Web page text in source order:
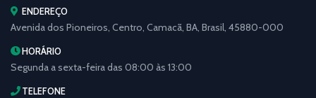
ENDEREÇO
Avenida dos Pioneiros, Centro, Camacã, BA, Brasil, 45880-000
HORÁRIO
Segunda a sexta-feira das 08:00 às 13:00
TELEFONE